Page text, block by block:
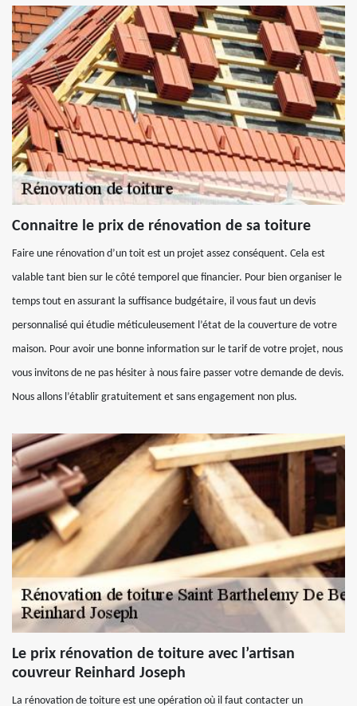
Connaitre le prix de rénovation de sa toiture
Faire une rénovation d’un toit est un projet assez conséquent. Cela est
valable tant bien sur le côté temporel que financier. Pour bien organiser le
temps tout en assurant la suffisance budgétaire, il vous faut un devis
personnalisé qui étudie méticuleusement l’état de la couverture de votre
maison. Pour avoir une bonne information sur le tarif de votre projet, nous
vous invitons de ne pas hésiter à nous faire passer votre demande de devis.
Nous allons l’établir gratuitement et sans engagement non plus.
Le prix rénovation de toiture avec l’artisan
couvreur Reinhard Joseph
La rénovation de toiture est une opération où il faut contacter un